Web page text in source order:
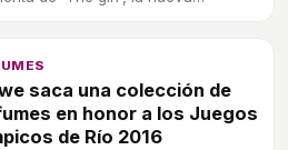
saca una colección de
en honor a los Juegos
de Río 2016